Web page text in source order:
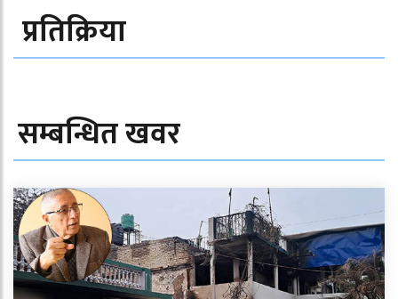
प्रतिक्रिया
सम्बन्धित खवर